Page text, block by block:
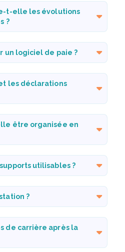
t-elle les évolutions
?
un logiciel de paie ?
les déclarations
être organisée en
utilisables ?
?
de carrière après la